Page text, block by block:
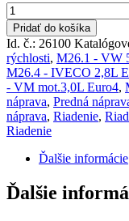
množstvo
Guľový
čap
16x12
pravý
M26
Pridať do košíka
Id. č.: 26100
rýchlosti, M26.1 - VW
M26.4 - IVECO 2,8L
- VM mot.3,0L Euro4,
náprava, Predná
náprava, Riadenie,
Riadenie
Ďalšie informácie
Ďalšie